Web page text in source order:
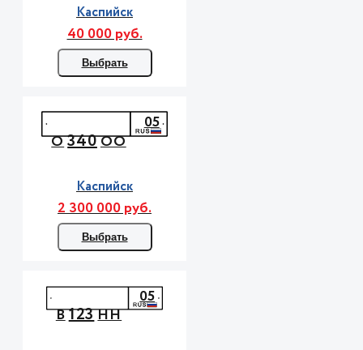
Каспийск
40 000 руб.
Выбрать
О340ОО
05
Каспийск
2 300 000 руб.
Выбрать
В123НН
05